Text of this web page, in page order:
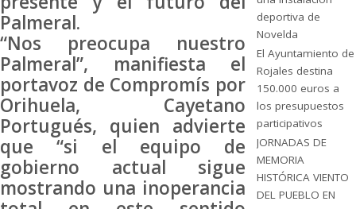
Palmeral.
“Nos preocupa nuestro
Palmeral”, manifiesta el
portavoz de Compromís por
Orihuela, Cayetano
Portugués, quien advierte
que “si el equipo de
gobierno actual sigue
mostrando una inoperancia
deportiva de
Novelda
El Ayuntamiento de
Rojales destina
150.000 euros a
los presupuestos
participativos
JORNADAS DE
MEMORIA
HISTÓRICA VIENTO
DEL PUEBLO EN